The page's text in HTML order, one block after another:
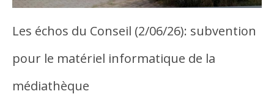
Les échos du Conseil (2/06/26): subvention
pour le matériel informatique de la
médiathèque